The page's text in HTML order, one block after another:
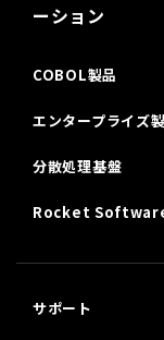
ーション
COBOL製品
エンタープライズ
分散処理基盤
Rocket
サポート